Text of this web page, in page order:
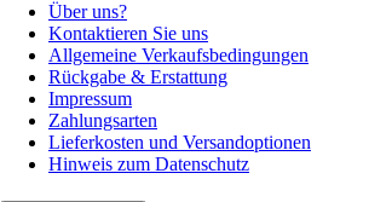
Über uns?
Kontaktieren Sie uns
Allgemeine Verkaufsbedingungen
Rückgabe & Erstattung
Impressum
Zahlungsarten
Lieferkosten und Versandoptionen
Hinweis zum Datenschutz